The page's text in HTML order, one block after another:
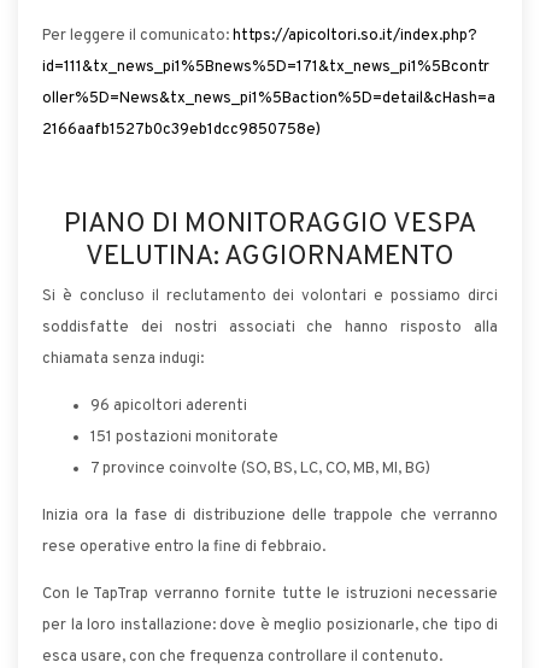
Per leggere il comunicato:https://apicoltori.so.it/index.php?
id=111&tx_news_pi1%5Bnews%5D=171&tx_news_pi1%5Bcontr
oller%5D=News&tx_news_pi1%5Baction%5D=detail&cHash=a
2166aafb1527b0c39eb1dcc9850758e)
PIANO DI MONITORAGGIO VESPA
VELUTINA: AGGIORNAMENTO
Si è concluso il reclutamento dei volontari e possiamo dirci
soddisfatte dei nostri associati che hanno risposto alla
chiamata senza indugi:
96 apicoltori aderenti
151 postazioni monitorate
7 province coinvolte (SO, BS, LC, CO, MB, MI, BG)
Inizia ora la fase di distribuzione delle trappole che verranno
rese operative entro la fine di febbraio.
Con le TapTrap verranno fornite tutte le istruzioni necessarie
per la loro installazione: dove è meglio posizionarle, che tipo di
esca usare, con che frequenza controllare il contenuto.